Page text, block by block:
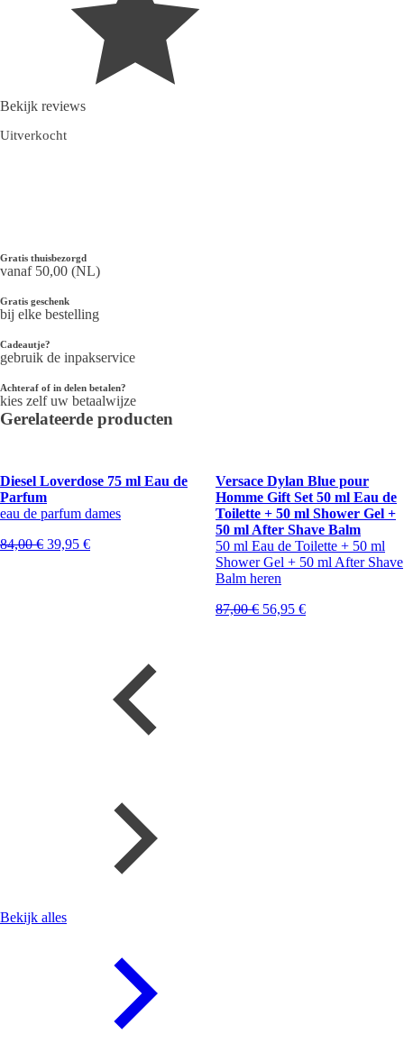
Bekijk reviews
Uitverkocht
Gratis thuisbezorgd
vanaf 50,00 (NL)
Gratis geschenk
bij elke bestelling
Cadeautje?
gebruik de inpakservice
Achteraf of in delen betalen?
kies zelf uw betaalwijze
Gerelateerde producten
Diesel Loverdose 75 ml Eau de
Parfum
eau de parfum dames
84,00€ Oorspronkelijke
39,95 €Huidige
Versace Dylan Blue pour
Homme Gift Set 50 ml Eau de
Toilette + 50 ml Shower Gel +
50 ml After Shave Balm
50 ml Eau de Toilette + 50 ml
Shower Gel + 50 ml After Shave
Balm heren
87,00€ Oorspronkelijke
56,95 €Huidige
Bekijk alles